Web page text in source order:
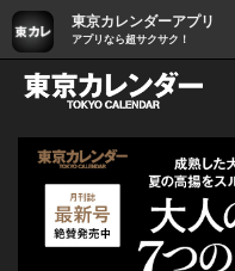
東京カレンダーアプリ
アプリなら超サクサク！